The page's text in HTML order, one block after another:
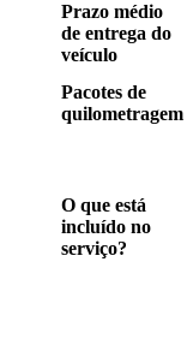
Prazo médio
de entrega do
veículo
Pacotes de
quilometragem
O que está
incluído no
serviço?